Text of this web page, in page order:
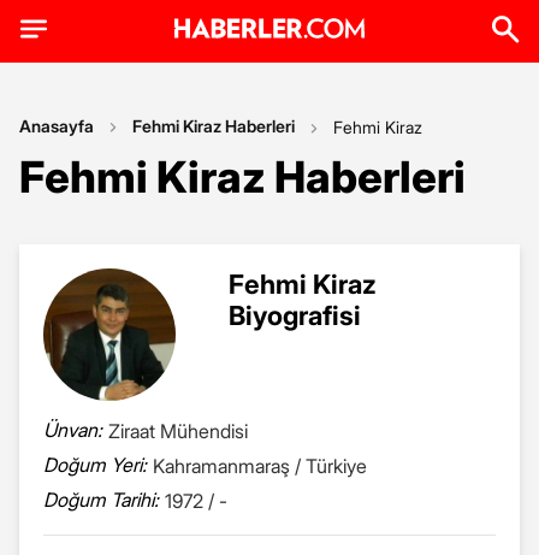
Anasayfa Fehmi Kiraz Haberleri Fehmi Kiraz
Fehmi Kiraz Haberleri
Fehmi Kiraz
Biyografisi
Ünvan: Ziraat Mühendisi
Doğum Yeri: Kahramanmaraş / Türkiye
Doğum Tarihi: 1972 / -